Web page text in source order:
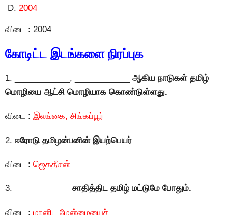
2004
விடை : 2004
கோடிட்ட இடங்களை நிரப்புக
1. ____________, ____________ ஆகிய நாடுகள் தமிழ்
மொழியை ஆட்சி மொழியாக கொண்டுள்ளது.
விடை : இலங்கை, சிங்கப்பூர்
2. ஈரோடு தமிழன்பனின் இயற்பெயர் ____________
விடை : ஜெகதீசன்
3. ____________ சாதித்திட தமிழ் மட்டுமே போதும்.
விடை : மானிட மேன்மையைச்